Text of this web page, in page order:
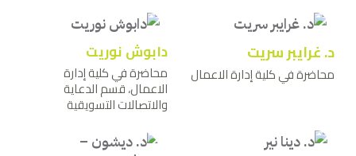
د. غرايبر سريت
محاضرة في كلية إدارة الاعمال
دابوش نوريت
محاضرة في كلية إدارة
الاعمال، قسم الدعاية
والاتصالات التسويقية